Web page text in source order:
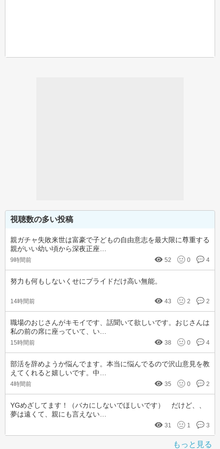
視聴数の多い投稿
親ガチャ失敗来世は富豪で子どもの自由意志を最大限に尊重する
親がいい幼い頃から深夜正座…
9時間前 52 0 4
努力も何もしないくせにプライドだけ高い無能。
14時間前 43 2 2
職場のおじさんがキモイです、話聞いて欲しいです。おじさんは
私の前の席に座っていて、い…
15時間前 38 0 4
部活を辞めようか悩んでます。本当に悩んでるので沢山意見を教
えてくれると嬉しいです。中…
4時間前 35 0 2
YGめざしてます！（バカにしないでほしいです）　だけど、、
夢は遠くて、親にも言えない…
31 1 3
もっと見る